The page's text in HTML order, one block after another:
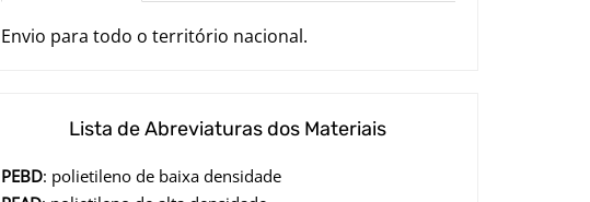
Envio para todo o território nacional.
Lista de Abreviaturas dos Materiais
PEBD: polietileno de baixa densidade